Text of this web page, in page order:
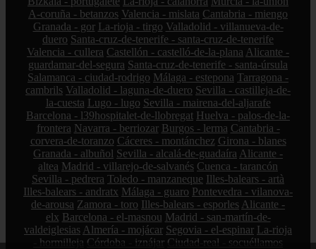
A-coruña - betanzos Valencia - mislata Cantabria - miengo
Granada - gor La-rioja - tirgo Valladolid - villanueva-de-
duero Santa-cruz-de-tenerife - santa-cruz-de-tenerife
Valencia - cullera Castellón - castelló-de-la-plana Alicante -
guardamar-del-segura Santa-cruz-de-tenerife - santa-úrsula
Salamanca - ciudad-rodrigo Málaga - estepona Tarragona -
cambrils Valladolid - laguna-de-duero Sevilla - castilleja-de-
la-cuesta Lugo - lugo Sevilla - mairena-del-aljarafe
Barcelona - l39hospitalet-de-llobregat Huelva - palos-de-la-
frontera Navarra - berriozar Burgos - lerma Cantabria -
corvera-de-toranzo Cáceres - montánchez Girona - blanes
Granada - albuñol Sevilla - alcalá-de-guadaíra Alicante -
altea Madrid - villarejo-de-salvanés Cuenca - tarancón
Sevilla - pedrera Toledo - manzaneque Illes-balears - artà
Illes-balears - andratx Málaga - guaro Pontevedra - vilanova-
de-arousa Zamora - toro Illes-balears - esporles Alicante -
elx Barcelona - el-masnou Madrid - san-martín-de-
valdeiglesias Almería - mojácar Segovia - el-espinar La-rioja
- hormilleja Córdoba - iznájar Ciudad-real - socuéllamos